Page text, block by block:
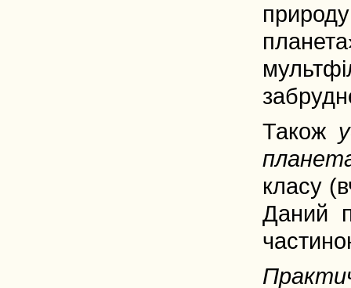
Також
класу
Даний